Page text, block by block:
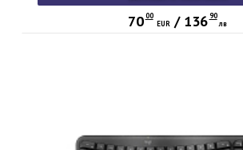
70 00
EUR/ 136 90
лв